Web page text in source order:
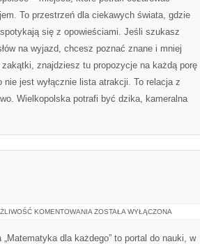
To przestrzeń dla ciekawych świata, gdzie
się z opowieściami. Jeśli szukasz
na wyjazd, chcesz poznać znane i mniej
zakątki, znajdziesz tu propozycje na każdą porę
jest wyłącznie lista atrakcji. To relacja z
Wielkopolska potrafi być dzika, kameralna
KOMENTOWANIA EDUKACJA
ZOSTAŁA WYŁĄCZONA
„Matematyka dla każdego” to portal do nauki, w